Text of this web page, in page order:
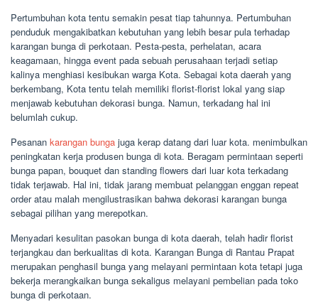
Pertumbuhan kota tentu semakin pesat tiap tahunnya. Pertumbuhan
penduduk mengakibatkan kebutuhan yang lebih besar pula terhadap
karangan bunga di perkotaan. Pesta-pesta, perhelatan, acara
keagamaan, hingga event pada sebuah perusahaan terjadi setiap
kalinya menghiasi kesibukan warga Kota. Sebagai kota daerah yang
berkembang, Kota tentu telah memiliki florist-florist lokal yang siap
menjawab kebutuhan dekorasi bunga. Namun, terkadang hal ini
belumlah cukup.
Pesanan karangan bunga juga kerap datang dari luar kota. menimbulkan
peningkatan kerja produsen bunga di kota. Beragam permintaan seperti
bunga papan, bouquet dan standing flowers dari luar kota terkadang
tidak terjawab. Hal ini, tidak jarang membuat pelanggan enggan repeat
order atau malah mengilustrasikan bahwa dekorasi karangan bunga
sebagai pilihan yang merepotkan.
Menyadari kesulitan pasokan bunga di kota daerah, telah hadir florist
terjangkau dan berkualitas di kota. Karangan Bunga di Rantau Prapat
merupakan penghasil bunga yang melayani permintaan kota tetapi juga
bekerja merangkaikan bunga sekaligus melayani pembelian pada toko
bunga di perkotaan.